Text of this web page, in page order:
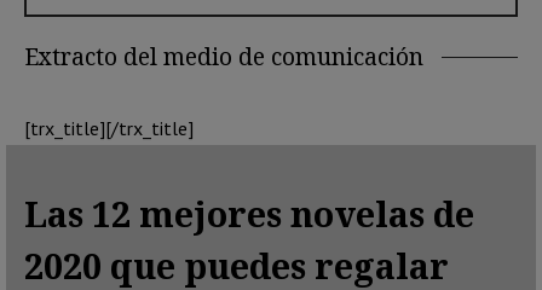
Extracto del medio de comunicación
[trx_title][/trx_title]
Las 12 mejores novelas de
2020 que puedes regalar